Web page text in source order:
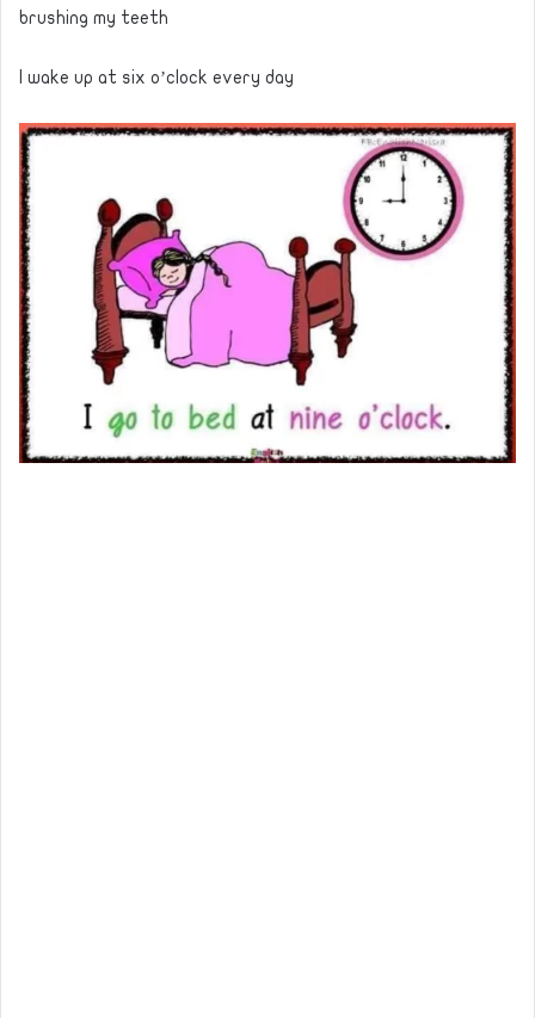
brushing my teeth
I wake up at six o’clock every day